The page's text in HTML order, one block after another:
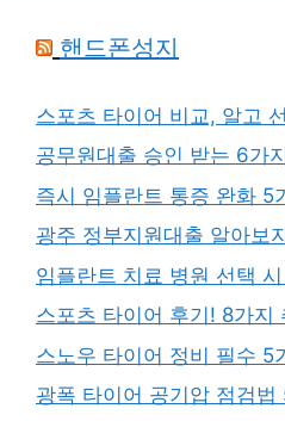
핸드폰성지
스포츠 타이어 비교, 알고
공무원대출 승인 받는 6가
즉시 임플란트 통증 완화 5
광주 정부지원대출 알아보
임플란트 치료 병원 선택
스포츠 타이어 후기! 8가지
스노우 타이어 정비 필수 5
광폭 타이어 공기압 점검법